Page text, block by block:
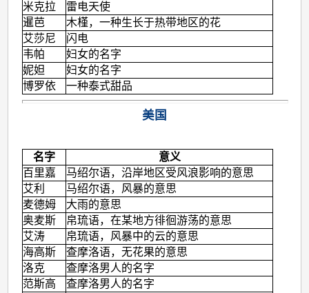
米克拉
雷电天使
暹芭
木槿，一种生长于热带地区的花
艾莎尼
闪电
韦帕
妇女的名字
妮妲
妇女的名字
博罗依
一种泰式甜品
美国
名字
意义
百里嘉
马绍尔语，沿岸地区受风浪影响的意思
艾利
马绍尔语，风暴的意思
麦德姆
大雨的意思
奥麦斯
帛琉语，在某地方徘徊游荡的意思
艾涛
帛琉语，风暴中的云的意思
海高斯
查摩洛语，无花果的意思
洛克
查摩洛男人的名字
范斯高
查摩洛男人的名字